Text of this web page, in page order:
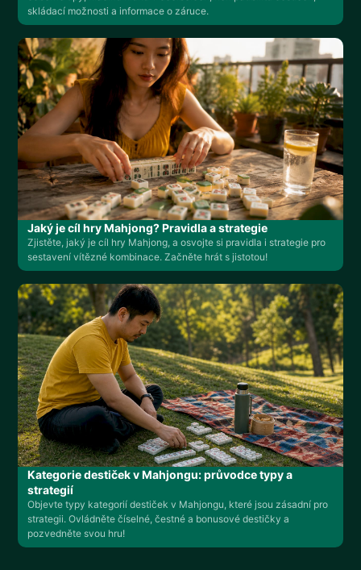
skládací možnosti a informace o záruce.
Jaký je cíl hry Mahjong? Pravidla a strategie
Zjistěte, jaký je cíl hry Mahjong, a osvojte si pravidla i strategie pro
sestavení vítězné kombinace. Začněte hrát s jistotou!
Kategorie destiček v Mahjongu: průvodce typy a
strategií
Objevte typy kategorií destiček v Mahjongu, které jsou zásadní pro
strategii. Ovládněte číselné, čestné a bonusové destičky a
pozvedněte svou hru!